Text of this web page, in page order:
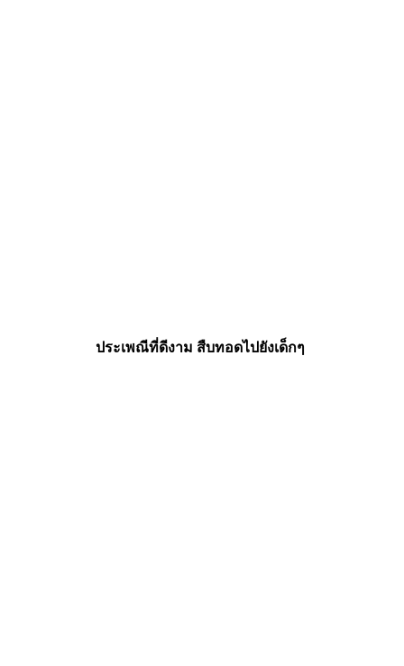
ประเพณีที่ดีงาม สืบทอดไปยังเด็กๆ